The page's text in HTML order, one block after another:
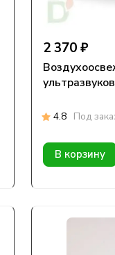
2 370 ₽
4.8 Под
В корзину